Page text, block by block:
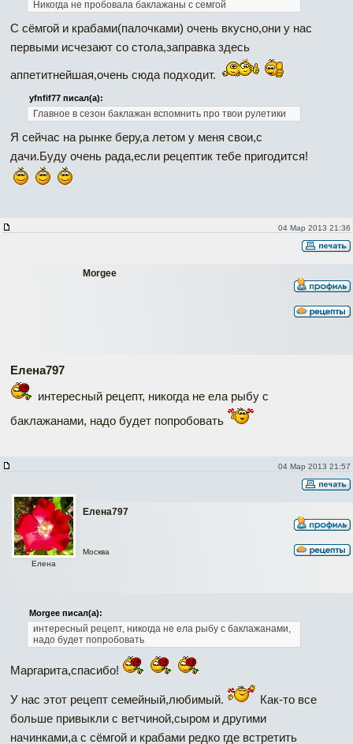
Никогда не пробовала баклажаны с семгой
С сёмгой и крабами(палочками) очень вкусно,они у нас
первыми исчезают со стола,заправка здесь
аппетитнейшая,очень сюда подходит.
yfnfif77 писал(а):
Главное в сезон баклажан вспомнить про твои рулетики
Я сейчас на рынке беру,а летом у меня свои,с
дачи.Буду очень рада,если рецептик тебе пригодится!
04 Мар 2013 21:36
Morgee
Елена797
интересный рецепт, никогда не ела рыбу с
баклажанами, надо будет попробовать
04 Мар 2013 21:57
Елена797
Елена
Москва
Morgee писал(а):
интересный рецепт, никогда не ела рыбу с баклажанами,
надо будет попробовать
Маргарита,спасибо!
У нас этот рецепт семейный,любимый.
Как-то все
больше привыкли с ветчиной,сыром и другими
начинками,а с сёмгой и крабами редко где встретить